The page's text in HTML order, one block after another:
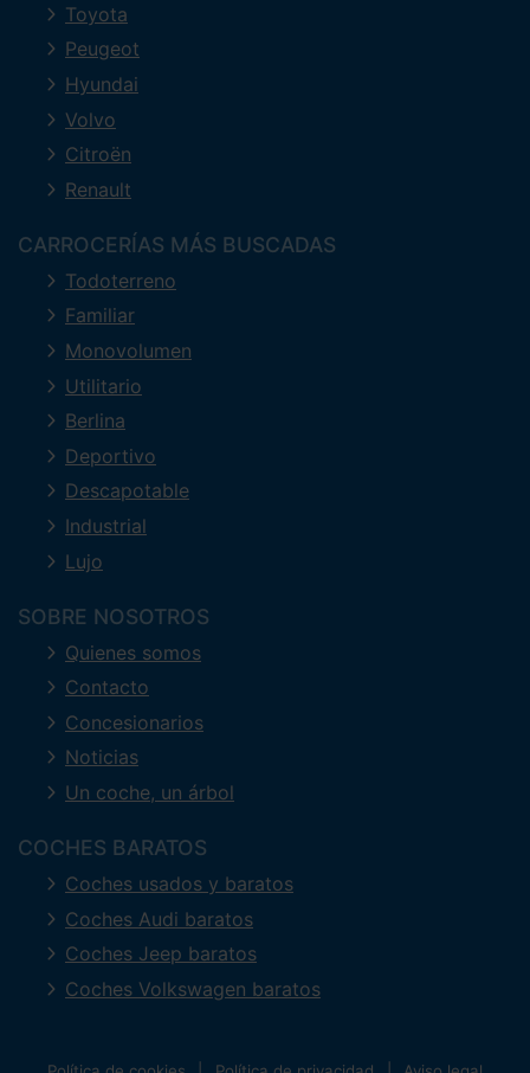
Toyota
Peugeot
Hyundai
Volvo
Citroën
Renault
CARROCERÍAS MÁS BUSCADAS
Todoterreno
Familiar
Monovolumen
Utilitario
Berlina
Deportivo
Descapotable
Industrial
Lujo
SOBRE NOSOTROS
Quienes somos
Contacto
Concesionarios
Noticias
Un coche, un árbol
COCHES BARATOS
Coches usados y baratos
Coches Audi baratos
Coches Jeep baratos
Coches Volkswagen baratos